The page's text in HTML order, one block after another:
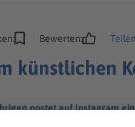
Bewerten:
künstlichen
postet auf Instagram